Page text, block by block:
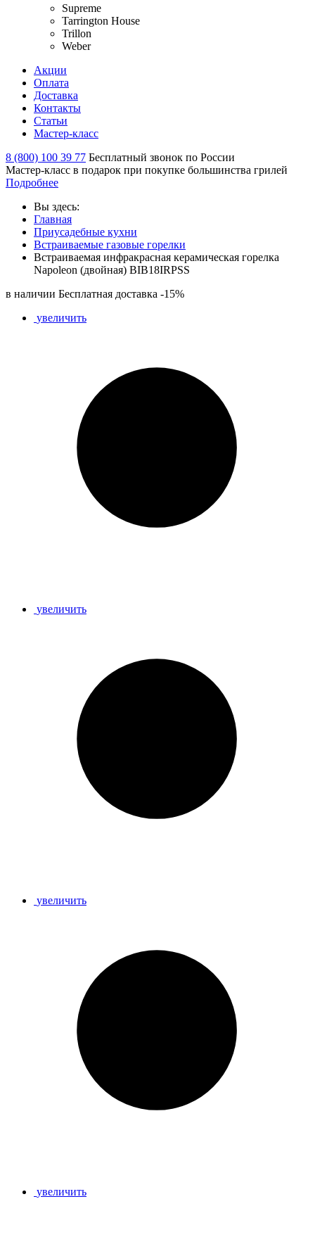
Supreme
Tarrington House
Trillon
Weber
Акции
Оплата
Доставка
Контакты
Статьи
Мастер-класс
8 (800) 100 39 77 Бесплатный звонок по России
Мастер-класс в подарок при покупке большинства грилей
Подробнее
Вы здесь:
Главная
Приусадебные кухни
Встраиваемые газовые горелки
Встраиваемая инфракрасная керамическая горелка
Napoleon (двойная) BIB18IRPSS
в наличии Бесплатная доставка -15%
увеличить
увеличить
увеличить
увеличить